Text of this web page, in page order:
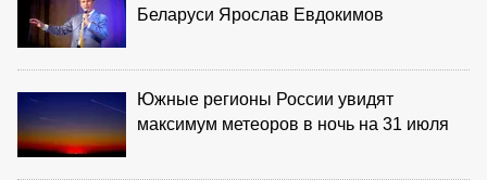
Беларуси Ярослав Евдокимов
Южные регионы России увидят
максимум метеоров в ночь на 31 июля